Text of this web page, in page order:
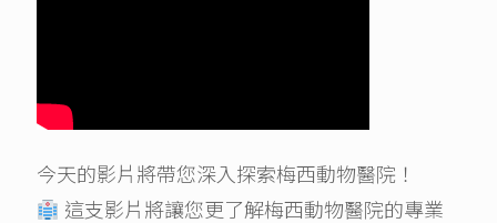
今天的影片將帶您深入探索梅西動物醫院！
這支影片將讓您更了解梅西動物醫院的專業